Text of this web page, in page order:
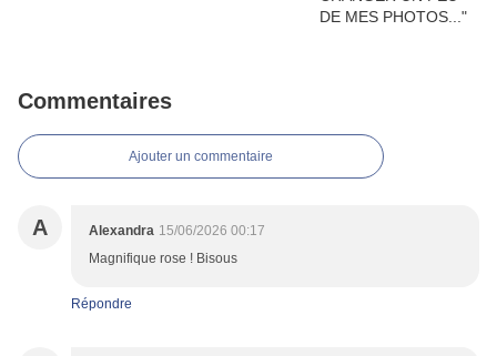
Commentaires
Ajouter un commentaire
A Alexandra 15/06/2026 00:17
Magnifique rose ! Bisous
Répondre